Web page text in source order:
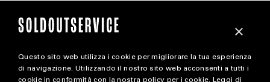
magazine
Daniel Arsham e Rimowa
×
Questo sito web utilizza i cookie per migliorare la tua esperienza
di navigazione. Utilizzando il nostro sito web acconsenti a tutti i
cookie in conformità con la nostra policy per i cookie. Leggi di